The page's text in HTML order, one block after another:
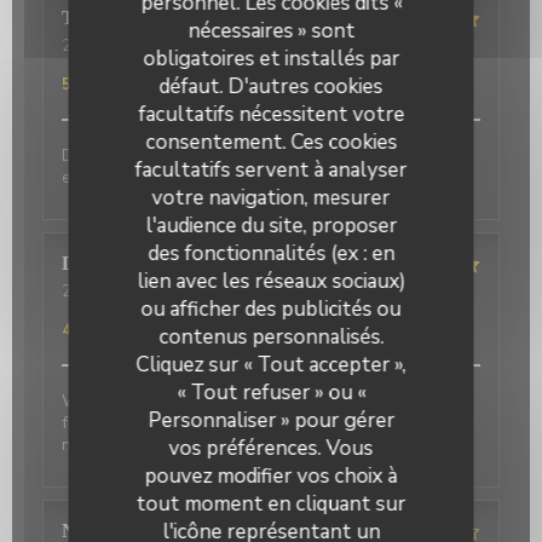
nécessaires » sont
obligatoires et installés par
défaut. D'autres cookies
facultatifs nécessitent votre
consentement. Ces cookies
facultatifs servent à analyser
votre navigation, mesurer
l'audience du site, proposer
des fonctionnalités (ex : en
lien avec les réseaux sociaux)
ou afficher des publicités ou
contenus personnalisés.
Cliquez sur « Tout accepter »,
« Tout refuser » ou «
Personnaliser » pour gérer
vos préférences. Vous
pouvez modifier vos choix à
tout moment en cliquant sur
l'icône représentant un
Terasena P
2026-07-07
- 18:45 - Couverts 4
/5 Ambiance:5/5 Cuisine: 5/5 Qualité / Prix
5
Delicious food and an authentic feel. Would love to
eat here again on my next trip to Paris!
David
2026-07-01- 20:00 - Couverts 2
/5 Ambiance: 5/5 Cuisine:4/5 Qualité / Prix
4
Wonderful place to visit. Excellant Service. Enjoyable
food. We last visited many years ago, the place has
not changed.
Nicci